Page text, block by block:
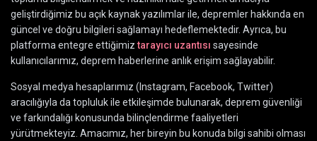
geliştirdiğimiz bu açık kaynak yazılımlar ile, depremler hakkında en
güncel ve doğru bilgileri sağlamayı hedeflemektedir. Ayrıca, bu
platforma entegre ettiğimiz tarayıcı uzantısı sayesinde
kullanıcılarımız, deprem haberlerine anlık erişim sağlayabilir.
Sosyal medya hesaplarımız (Instagram, Facebook, Twitter)
aracılığıyla da topluluk ile etkileşimde bulunarak, deprem güvenliği
ve farkındalığı konusunda bilinçlendirme faaliyetleri
yürütmekteyiz. Amacımız, her bireyin bu konuda bilgi sahibi olması